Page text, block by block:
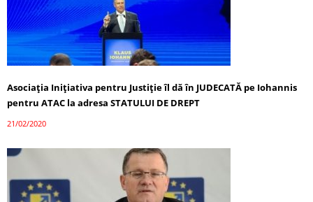
Asociaţia Iniţiativa pentru Justiţie îl dă în JUDECATĂ pe Iohannis
pentru ATAC la adresa STATULUI DE DREPT
21/02/2020